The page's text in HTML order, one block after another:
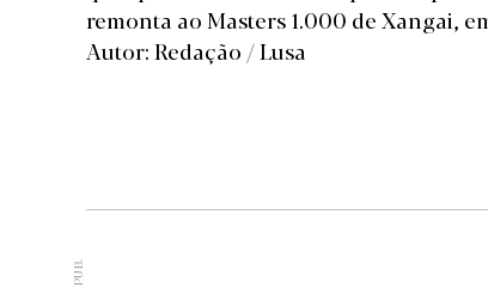
remonta ao Masters 1.000 de Xangai,
Autor: Redação / Lusa
PUB.